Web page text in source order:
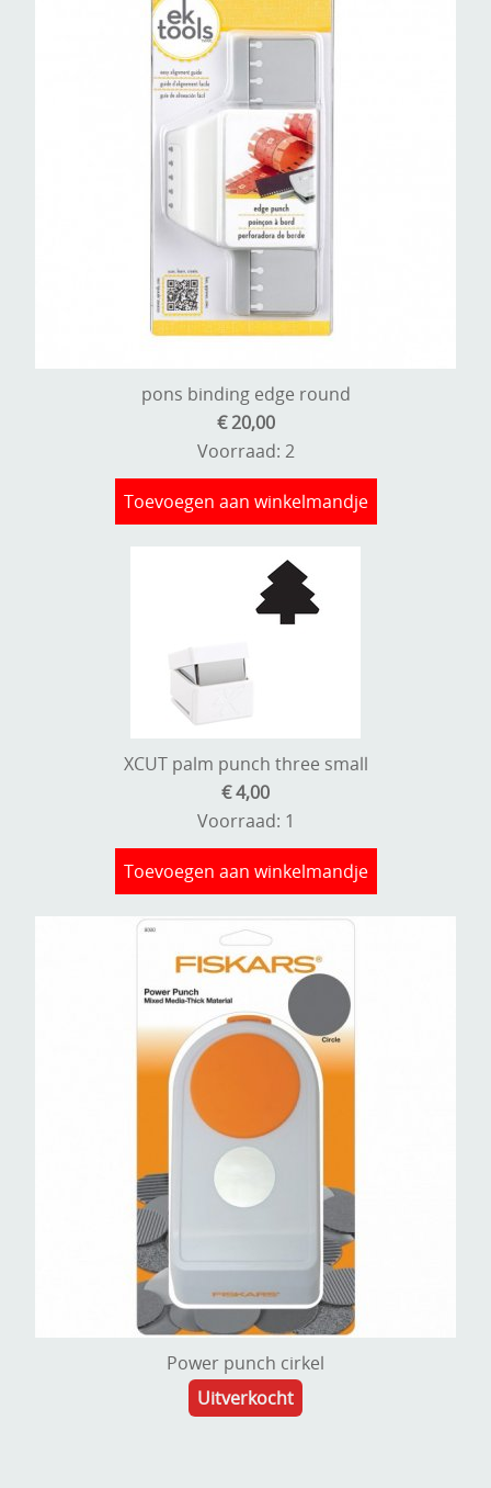
pons binding edge round
€ 20,00
Voorraad: 2
Toevoegen aan winkelmandje
XCUT palm punch three small
€ 4,00
Voorraad: 1
Toevoegen aan winkelmandje
Power punch cirkel
Uitverkocht